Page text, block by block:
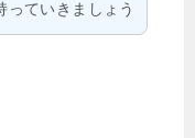
っていきましょう